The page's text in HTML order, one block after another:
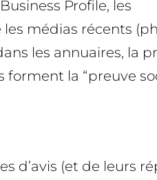
Profile, les
médias récents
les annuaires, la
la “preuve
d’avis (et de leurs